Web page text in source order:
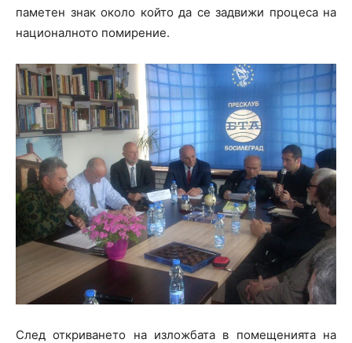
паметен знак около който да се задвижи процеса на
националното помирение.
След откриването на изложбата в помещенията на